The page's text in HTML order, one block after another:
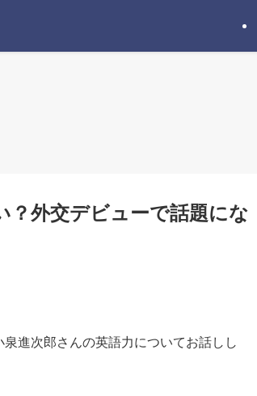
？外交デビューで話題にな
進次郎さんの英語力についてお話しし